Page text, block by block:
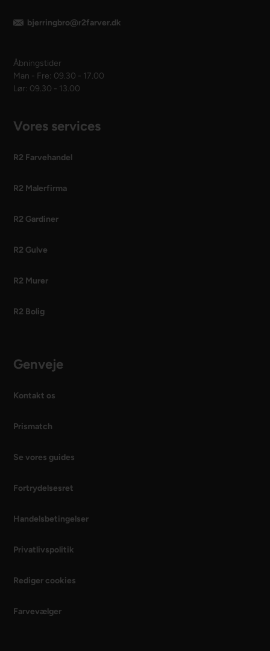
bjerringbro@r2farver.dk
Åbningstider
Man - Fre: 09.30 - 17.00
Lør: 09.30 - 13.00
Vores services
R2 Farvehandel
R2 Malerfirma
R2 Gardiner
R2 Gulve
R2 Murer
R2 Bolig
Genveje
Kontakt os
Prismatch
Se vores guides
Fortrydelsesret
Handelsbetingelser
Privatlivspolitik
Rediger cookies
Farvevælger